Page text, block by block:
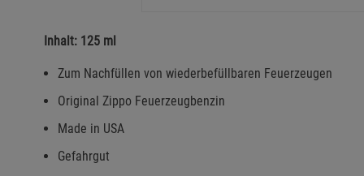
Inhalt: 125 ml
Zum Nachfüllen von wiederbefüllbaren Feuerzeugen
Original Zippo Feuerzeugbenzin
Made in USA
Gefahrgut